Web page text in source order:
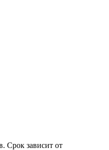
Срок зависит от